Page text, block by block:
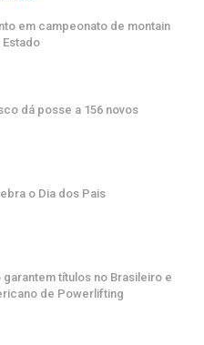
em campeonato de montain
dá posse a 156 novos
o Dia dos Pais
títulos no Brasileiro e
de Powerlifting